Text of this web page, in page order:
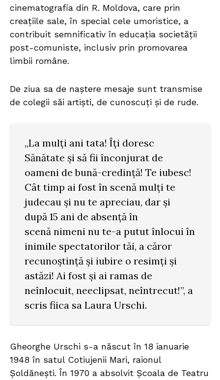
cinematografia din R. Moldova, care prin
creațiile sale, în special cele umoristice, a
contribuit semnificativ în educația societății
post-comuniste, inclusiv prin promovarea
limbii române.
De ziua sa de naștere mesaje sunt transmise
de colegii săi artiști, de cunoscuți și de rude.
„La mulți ani tata! Îți doresc
Sănătate și să fii înconjurat de
oameni de bună-credință! Te iubesc!
Cât timp ai fost în scenă mulți te
judecau și nu te apreciau, dar și
după 15 ani de absență în
scenă nimeni nu te-a putut înlocui în
inimile spectatorilor tăi, a căror
recunoștință și iubire o resimți și
astăzi! Ai fost și ai ramas de
neînlocuit, neeclipsat, neîntrecut!”, a
scris fiica sa Laura Urschi.
Gheorghe Urschi s-a născut în 18 ianuarie
1948 în satul Cotiujenii Mari, raionul
Șoldănești. În 1970 a absolvit Școala de Teatru